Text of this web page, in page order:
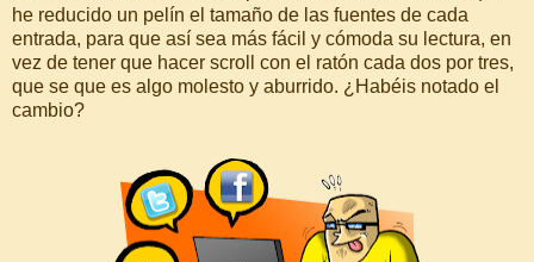
he reducido un pelín el tamaño de las fuentes de cada
entrada, para que así sea más fácil y cómoda su lectura, en
vez de tener que hacer scroll con el ratón cada dos por tres,
que se que es algo molesto y aburrido. ¿Habéis notado el
cambio?